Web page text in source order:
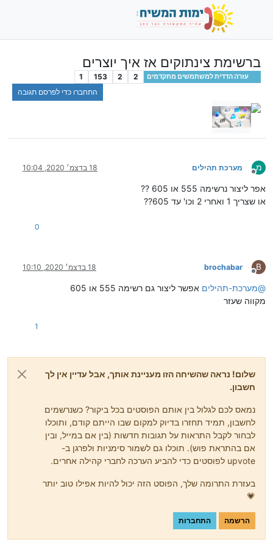
ברשימת צינתוקים אז איך יוצרים
עזרה הדדית למשתמשים מתקדמים 2
2
153
1
התחברו כדי לפרסם תגובה
מ
מנותק
מערכת תהילים 18 בדצמ׳ 2020, 10:04
אפר ליצור נרשימה 555 או 605 ??
או שצריך 1 ואחרי 2 וכו' עד 605??
0
B
מנותק
brochabar 18 בדצמ׳ 2020, 10:10
@מערכת-תהילים אפשר ליצור גם רשימה 555 או 605
מקווה שעזר
1
שלום! נראה שהשיחה הזו מעניינת אותך, אבל עדיין אין לך
חשבון.
נמאס לכם לגלול בין אותם הפוסטים בכל ביקור? כשנרשמים
לחשבון, תמיד תחזרו בדיוק למקום שבו הייתם קודם, ותוכלו
לבחור לקבל התראות על תגובות חדשות (בין אם במייל, ובין
אם בהתראת פוש). תוכלו גם לשמור סימניות ולפרגן ב-
upvote לפוסטים כדי להביע הערכה לחברי קהילה אחרים.
בעזרת התרומה שלך, הפוסט הזה יכול להיות אפילו טוב יותר
💗
הרשמה התחברות